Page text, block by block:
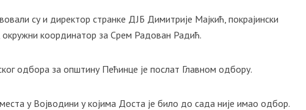
су и директор странке ДЈБ Димитрије Мајкић, покрајински
координатор за Срем Радован Радић.
одбора за општину Пећинце је послат Главном одбору.
у Војводини у којима Доста је било до сада није имао одбор.